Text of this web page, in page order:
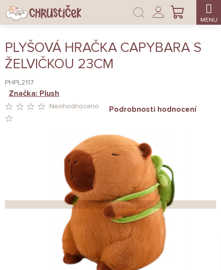
Přejít
na
obsah
NÁKUPNÍ
Přihlášení
PLYŠOVÁ HRAČKA CAPYBARA S
ŽELVIČKOU 23CM
PHPL2117
HVĚZDIČEK.
Neohodnoceno Podrobnosti hodnocení
Značka: Plush